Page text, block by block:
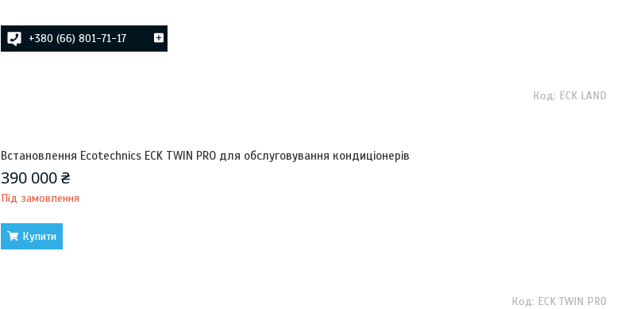
+380 (66) 801-71-17
ECK LAND
Встановлення Ecotechnics ECK TWIN PRO для обслуговування кондиціонерів
390 000 ₴
Під замовлення
Купити
ECK TWIN PRO